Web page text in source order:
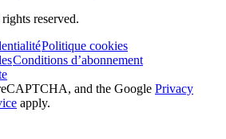
reserved.
Politique cookies
Conditions d’abonnement
and the Google Privacy
apply.